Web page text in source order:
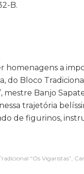
B.
homenagens a
do Bloco
mestre Banjo
trajetória
de figurinos,
“Os Vigaristas”,